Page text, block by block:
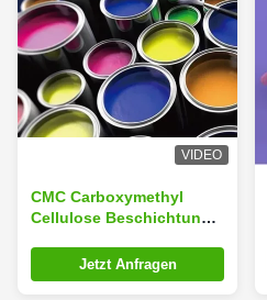
VIDEO
CMC Carboxymethyl
Cellulose Beschichtung
Jetzt Anfragen